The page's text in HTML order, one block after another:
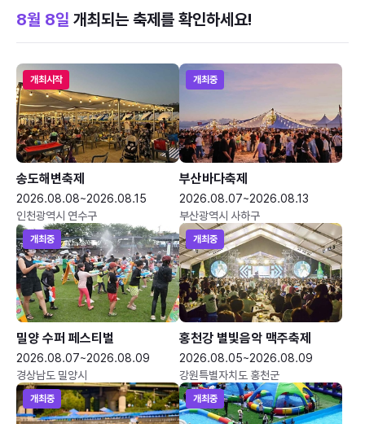
8월 8일 개최되는 축제를 확인하세요!
개최시작
송도해변축제
2026.08.08~2026.08.15
인천광역시 연수구
개최중
부산바다축제
2026.08.07~2026.08.13
부산광역시 사하구
개최중
밀양 수퍼 페스티벌
2026.08.07~2026.08.09
경상남도 밀양시
개최중
홍천강 별빛음악 맥주축제
2026.08.05~2026.08.09
강원특별자치도 홍천군
개최중 개최중